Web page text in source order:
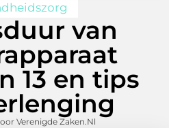
van
13 en tips
Verenigde Zaken.nl